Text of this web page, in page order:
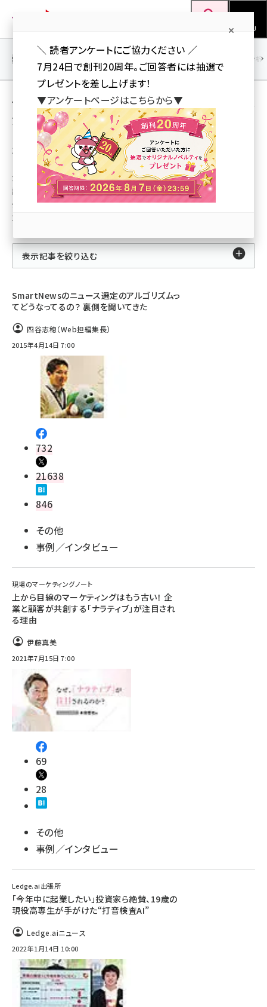
ン
MENU
seo (3523)
ai (2804)
youtube (2429)
note (2312)
z世代 (1622)
meo (1275)
llmo (1161)
SEO アクセス解析／データ分析
その他 ＋ 事例／インタビュー の 解説記事（人
気順）
14記事
カテゴリ：その他
記事種別：事例／インタビュー
タイプ：解説記事
並び順：人気順
表示記事を絞り込む
SmartNewsのニュース選定のアルゴリズムっ
てどうなってるの？ 裏側を聞いてきた
四谷志穂（Web担編集長）
2015年4月14日 7:00
732
21638
846
その他
事例／インタビュー
現場のマーケティングノート
上から目線のマーケティングはもう古い！ 企
業と顧客が共創する「ナラティブ」が注目され
る理由
伊藤真美
2021年7月15日 7:00
69
28
その他
事例／インタビュー
Ledge.ai出張所
「今年中に起業したい」投資家ら絶賛、19歳の
現役高専生が手がけた“打音検査AI”
Ledge.aiニュース
2022年1月14日 10:00
＼ 読者アンケートにご協力ください ／
7月24日で創刊20周年。ご回答者には抽選で
プレゼントを差し上げます！
▼アンケートページはこちらから▼